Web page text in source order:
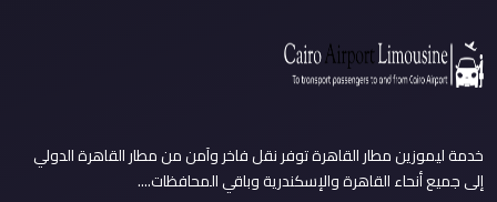
خدمة ليموزين مطار القاهرة توفر نقل فاخر وآمن من مطار القاهرة الدولي
إلى جميع أنحاء القاهرة والإسكندرية وباقي المحافظات....